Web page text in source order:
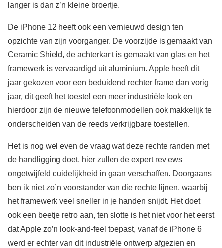
langer is dan z’n kleine broertje.
De iPhone 12 heeft ook een vernieuwd design ten
opzichte van zijn voorganger. De voorzijde is gemaakt van
Ceramic Shield, de achterkant is gemaakt van glas en het
framewerk is vervaardigd uit aluminium. Apple heeft dit
jaar gekozen voor een beduidend rechter frame dan vorig
jaar, dit geeft het toestel een meer industriële look en
hierdoor zijn de nieuwe telefoonmodellen ook makkelijk te
onderscheiden van de reeds verkrijgbare toestellen.
Het is nog wel even de vraag wat deze rechte randen met
de handligging doet, hier zullen de expert reviews
ongetwijfeld duidelijkheid in gaan verschaffen. Doorgaans
ben ik niet zo´n voorstander van die rechte lijnen, waarbij
het framewerk veel sneller in je handen snijdt. Het doet
ook een beetje retro aan, ten slotte is het niet voor het eerst
dat Apple zo’n look-and-feel toepast, vanaf de iPhone 6
werd er echter van dit industriële ontwerp afgezien en